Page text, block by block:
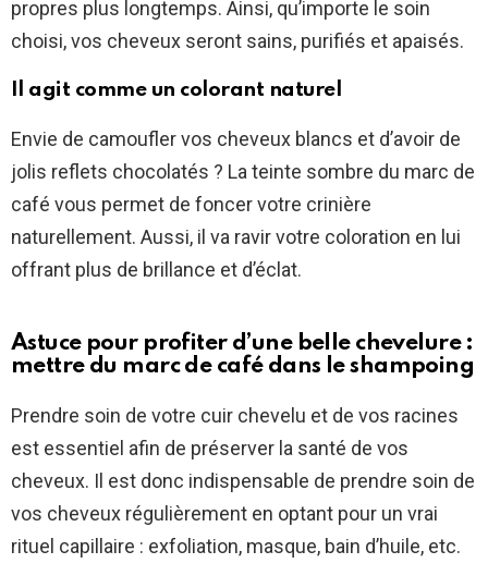
propres plus longtemps. Ainsi, qu’importe le soin
choisi, vos cheveux seront sains, purifiés et apaisés.
Il agit comme un colorant naturel
Envie de camoufler vos cheveux blancs et d’avoir de
jolis reflets chocolatés ? La teinte sombre du marc de
café vous permet de foncer votre crinière
naturellement. Aussi, il va ravir votre coloration en lui
offrant plus de brillance et d’éclat.
Astuce pour profiter d’une belle chevelure :
mettre du marc de café dans le shampoing
Prendre soin de votre cuir chevelu et de vos racines
est essentiel afin de préserver la santé de vos
cheveux. Il est donc indispensable de prendre soin de
vos cheveux régulièrement en optant pour un vrai
rituel capillaire : exfoliation, masque, bain d’huile, etc.